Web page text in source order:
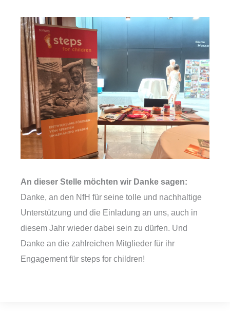
An dieser Stelle möchten wir Danke sagen:
Danke, an den NfH für seine tolle und nachhaltige
Unterstützung und die Einladung an uns, auch in
diesem Jahr wieder dabei sein zu dürfen. Und
Danke an die zahlreichen Mitglieder für ihr
Engagement für steps for children!